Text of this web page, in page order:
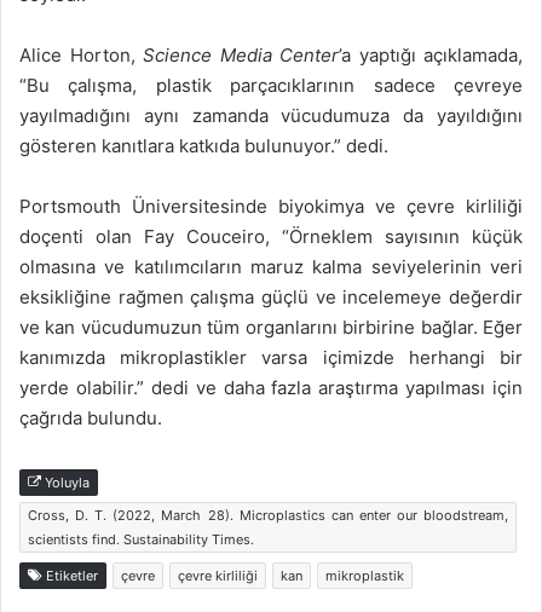
Alice Horton, Science Media Center’a yaptığı açıklamada,
“Bu çalışma, plastik parçacıklarının sadece çevreye
yayılmadığını aynı zamanda vücudumuza da yayıldığını
gösteren kanıtlara katkıda bulunuyor.” dedi.
Portsmouth Üniversitesinde biyokimya ve çevre kirliliği
doçenti olan Fay Couceiro, “Örneklem sayısının küçük
olmasına ve katılımcıların maruz kalma seviyelerinin veri
eksikliğine rağmen çalışma güçlü ve incelemeye değerdir
ve kan vücudumuzun tüm organlarını birbirine bağlar. Eğer
kanımızda mikroplastikler varsa içimizde herhangi bir
yerde olabilir.” dedi ve daha fazla araştırma yapılması için
çağrıda bulundu.
Yoluyla
Cross, D. T. (2022, March 28). Microplastics can enter our bloodstream,
scientists find. Sustainability Times.
Etiketler çevre çevre kirliliği kan mikroplastik